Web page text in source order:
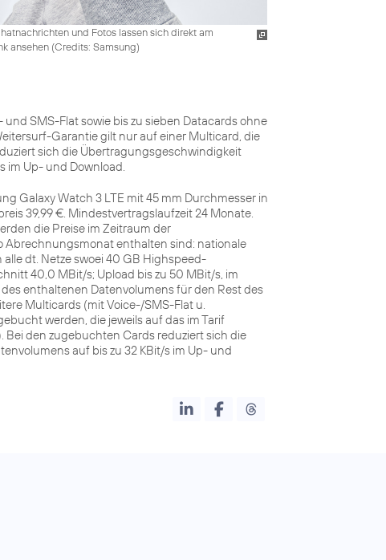
und Fotos lassen sich direkt am
ansehen (Credits: Samsung)
SMS-Flat sowie bis zu sieben Datacards ohne
Garantie gilt nur auf einer Multicard, die
sich die Übertragungsgeschwindigkeit
im Up- und Download.
Galaxy Watch 3 LTE mit 45 mm Durchmesser in
39,99 €. Mindestvertragslaufzeit 24 Monate.
die Preise im Zeitraum der
Abrechnungsmonat enthalten sind: nationale
dt. Netze swoei 40 GB Highspeed-
40,0 MBit/s; Upload bis zu 50 MBit/s, im
enthaltenen Datenvolumens für den Rest des
Multicards (mit Voice-/SMS-Flat u.
werden, die jeweils auf das im Tarif
den zugebuchten Cards reduziert sich die
auf bis zu 32 KBit/s im Up- und